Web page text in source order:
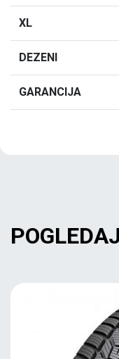
XL
DEZENI
GARANCIJA